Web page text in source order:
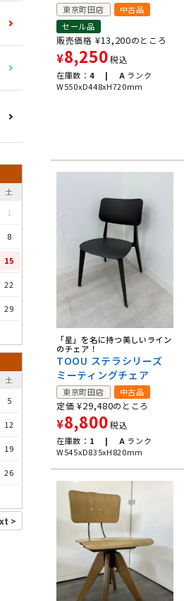
土
1
8
15
22
29
土
5
12
19
26
東京町田店
中古品
セール品
販売価格 ¥13,200のところ
¥8,250税込
在庫数： 4 | A ランク
W550xD448xH720mm
「星」を名に持つ美しいライン
のチェア！
TOOU ステラシリーズ
ミーティングチェア
東京町田店 中古品
定価 ¥29,480のところ
¥8,800税込
在庫数： 1 | A ランク
W545xD835xH820mm